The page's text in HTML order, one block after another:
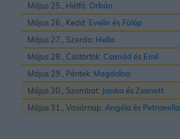
Május 25., Hétfő: Orbán
Május 26., Kedd: Evelin és Fülöp
Május 27., Szerda: Hella
Május 28., Csütörtök: Csanád és Emil
Május 29., Péntek: Magdolna
Május 30., Szombat: Janka ésZsanett
Május 31., Vasárnap: Angéla és Petronella